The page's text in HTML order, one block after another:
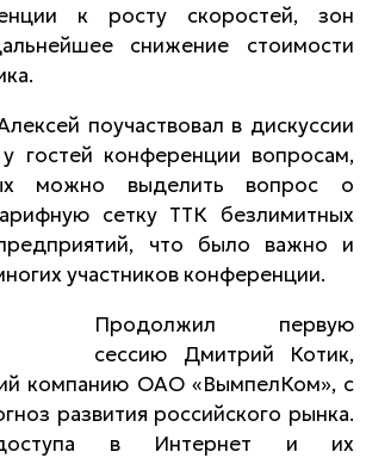
к росту скоростей, зон
снижение стоимости
поучаствовал в дискуссии
гостей конференции вопросам,
можно выделить вопрос о
сетку ТТК безлимитных
что было важно и
участников конференции.
Продолжил первую
сессию Дмитрий Котик,
компанию ОАО «ВымпелКом», с
развития российского рынка.
доступа в Интернет и их